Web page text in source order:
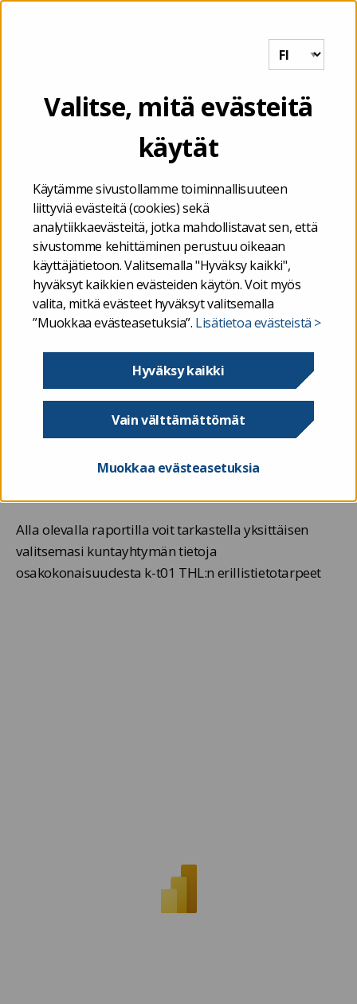
Valitse, mitä evästeitä
käytät
Käytämme sivustollamme toiminnallisuuteen
liittyviä evästeitä (cookies) sekä
analytiikkaevästeitä, jotka mahdollistavat sen, että
sivustomme kehittäminen perustuu oikeaan
käyttäjätietoon. Valitsemalla "Hyväksy kaikki",
hyväksyt kaikkien evästeiden käytön. Voit myös
valita, mitkä evästeet hyväksyt valitsemalla
”Muokkaa evästeasetuksia”. Lisätietoa evästeistä >
Hyväksy kaikki
Vain välttämättömät
Muokkaa evästeasetuksia
kuntien ja kuntayhtymien talous/Ahvenanmaan kuntayhtymien
kalenterivuotta koskevat tilinpäätöstietoja täydentävät muut
THL:n erillistietotarpeet – Ahvenanmaan
kuntayhtymien vertailuraportti
THL:n erillistietotarpeet –
Ahvenanmaan
kuntayhtymien
vertailuraportti
Ahvenanmaan kuntayhtymät raportoivat tilivuodesta
2021 alkaen Valtiokonttorille tilinpäätöstietoja
täydentävät muut taloustiedot toukokuussa.
Kokonaisuuteen kuuluvista osakokonaisuuksista
Alla olevalla raportilla voit tarkastella yksittäisen
valitsemasi kuntayhtymän tietoja
osakokonaisuudesta k-t01 THL:n erillistietotarpeet